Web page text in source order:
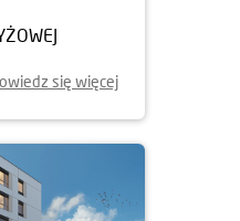
się więcej